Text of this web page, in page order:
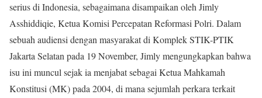
serius di Indonesia, sebagaimana disampaikan oleh Jimly
Asshiddiqie, Ketua Komisi Percepatan Reformasi Polri. Dalam
sebuah audiensi dengan masyarakat di Komplek STIK-PTIK
Jakarta Selatan pada 19 November, Jimly mengungkapkan bahwa
isu ini muncul sejak ia menjabat sebagai Ketua Mahkamah
Konstitusi (MK) pada 2004, di mana sejumlah perkara terkait